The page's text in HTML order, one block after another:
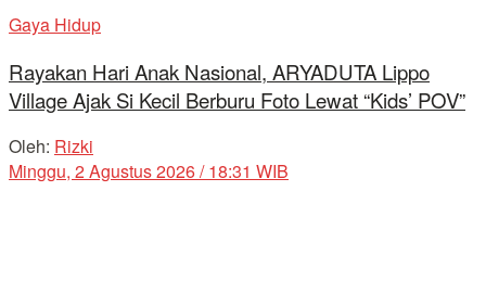
Gaya Hidup
Rayakan Hari Anak Nasional, ARYADUTA Lippo
Village Ajak Si Kecil Berburu Foto Lewat “Kids’ POV”
Oleh: Rizki
Minggu, 2 Agustus 2026 / 18:31 WIB